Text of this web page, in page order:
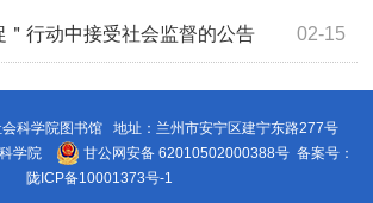
02-15
＂行动中接受社会监督的公告
科学院图书馆 地址：兰州市安宁区建宁东路277号
学院
甘公网安备 62010502000388号备案号：
陇ICP备10001373号-1